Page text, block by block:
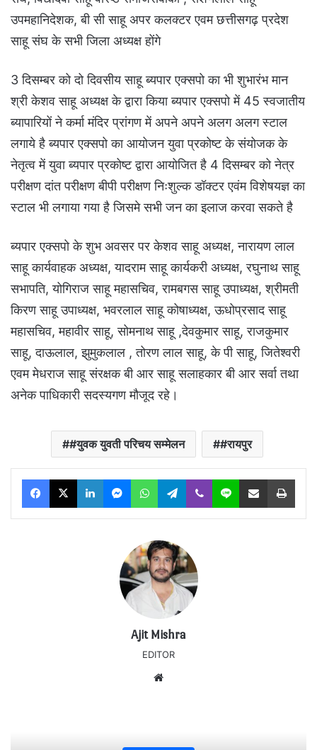
उपमहानिदेशक, बी सी साहू अपर कलक्टर एवम छत्तीसगढ़ प्रदेश
साहू संघ के सभी जिला अध्यक्ष होंगे
3 दिसम्बर को दो दिवसीय साहू ब्यपार एक्सपो का भी शुभारंभ मान
श्री केशव साहू अध्यक्ष के द्वारा किया ब्यपार एक्सपो में 45 स्वजातीय
ब्यापारियों ने कर्मा मंदिर प्रांगण में अपने अपने अलग अलग स्टाल
लगाये है ब्यपार एक्सपो का आयोजन युवा प्रकोष्ट के संयोजक के
नेतृत्व में युवा ब्यपार प्रकोष्ट द्वारा आयोजित है 4 दिसम्बर को नेत्र
परीक्षण दांत परीक्षण बीपी परीक्षण निःशुल्क डॉक्टर एवंम विशेषयज्ञ का
स्टाल भी लगाया गया है जिसमे सभी जन का इलाज करवा सकते है
ब्यपार एक्सपो के शुभ अवसर पर केशव साहू अध्यक्ष, नारायण लाल
साहू कार्यवाहक अध्यक्ष, यादराम साहू कार्यकरी अध्यक्ष, रघुनाथ साहू
सभापति, योगिराज साहू महासचिव, रामबगस साहू उपाध्यक्ष, श्रीमती
किरण साहू उपाध्यक्ष, भवरलाल साहू कोषाध्यक्ष, ऊधोप्रसाद साहू
महासचिव, महावीर साहू, सोमनाथ साहू ,देवकुमार साहू, राजकुमार
साहू, दाऊलाल, झुमुकलाल , तोरण लाल साहू, के पी साहू, जितेश्वरी
एवम मेधराज साहू संरक्षक बी आर साहू सलाहकार बी आर सर्वा तथा
अनेक पाधिकारी सदस्यगण मौजूद रहे।
#युवक युवती परिचय सम्मेलन #रायपुर
Facebook
X LinkedInMessengerWhatsAppTelegram
Viber Line Share via Email Print
Ajit Mishra
EDITOR